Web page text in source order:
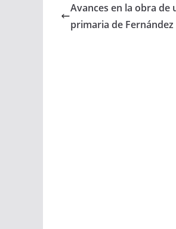
e
t
Avances en la obra de
primaria de Fernández